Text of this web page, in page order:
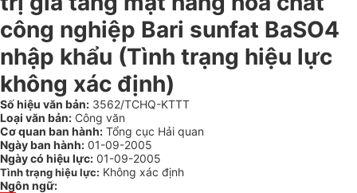
công nghiệp Bari sunfat BaSO4
nhập khẩu (Tình trạng hiệu lực
không xác định)
Số hiệu văn bản: 3562/TCHQ-KTTT
Loại văn bản: Công văn
Cơ quan ban hành: Tổng cục Hải quan
Ngày ban hành: 01-09-2005
Ngày có hiệu lực: 01-09-2005
Tình trạng hiệu lực: Không xác định
Ngôn ngữ: